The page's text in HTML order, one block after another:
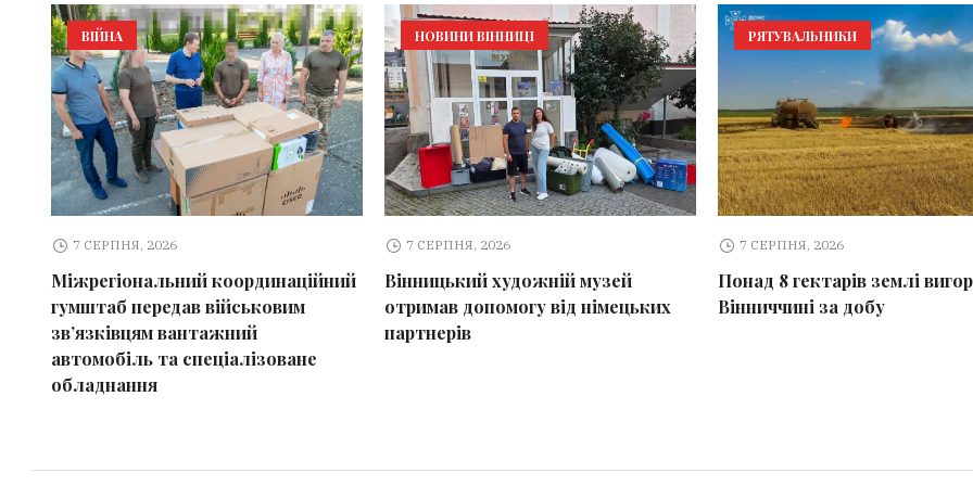
ВІЙНА
7 СЕРПНЯ, 2026
Міжрегіональний координаційний
гумштаб передав військовим
зв’язківцям вантажний
автомобіль та спеціалізоване
обладнання
НОВИНИ ВІННИЦІ
7 СЕРПНЯ, 2026
Вінницький художній музей
отримав допомогу від німецьких
партнерів
РЯТУВАЛЬНИКИ
7 СЕРПНЯ, 2026
Понад 8 гектарів землі
Вінниччині за добу